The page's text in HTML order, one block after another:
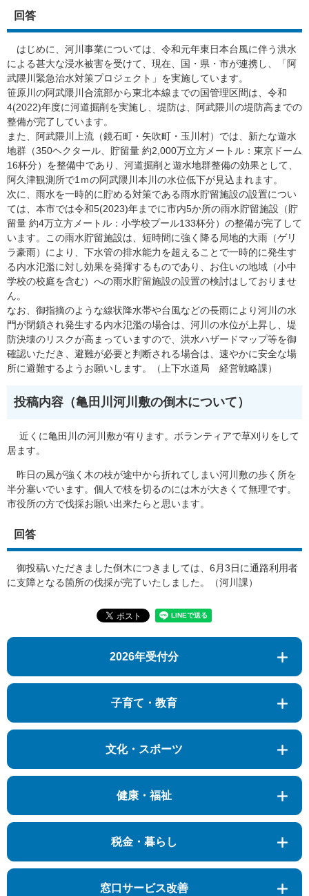
回答
はじめに、河川事業については、令和元年東日本台風に伴う洪水
による甚大な浸水被害を受けて、現在、国・県・市が連携し、「阿
武隈川緊急治水対策プロジェクト」を実施しています。
笹原川の阿武隈川合流部から東北本線までの国管理区間は、令和
4(2022)年度に河道掘削を実施し、堤防は、阿武隈川の堤防高までの
整備が完了しています。
また、阿武隈川上流（鏡石町・矢吹町・玉川村）では、新たな遊水
地群（350ヘクタール、貯留量 約2,000万立方メートル：東京ドーム
16杯分）を整備中であり、河道掘削と遊水地群整備の効果として、
阿久津観測所で1ｍの阿武隈川本川の水位低下が見込まれます。
次に、雨水を一時的に貯める対策である雨水貯留施設の設置につい
ては、本市では令和5(2023)年までに市内5か所の雨水貯留施設（貯
留量 約4万立方メートル：小学校プール133杯分）の整備が完了して
います。この雨水貯留施設は、短時間に強く降る局地的大雨（ゲリ
ラ豪雨）により、下水管の排水能力を超えることで一時的に発生す
る内水氾濫に対し効果を発揮するものであり、お住いの地域（小中
学校の校庭を含む）への雨水貯留施設の設置の検討はしておりませ
ん。
なお、御指摘のような線状降水帯や台風などの長雨により河川の水
門が閉鎖され発生する内水氾濫の場合は、河川の水位が上昇し、堤
防決壊のリスクが高まっていますので、洪水ハザードマップ等を御
確認いただき、避難が必要と判断される場合は、速やかに安全な場
所に避難するようお願いします。（上下水道局 経営戦略課）
投稿内容（亀田川河川敷の倒木について）
近くに亀田川の河川敷が有ります。ボランティアで草刈りをして
居ます。
昨日の風が強く木の枝が途中から折れてしまい河川敷の歩く所を
半分塞いでいます。個人で枝を切るのには木が大きくて無理です。
市役所の方で伐採お願い出来たらと思います。
回答
御投稿いただきました倒木につきましては、6月3日に通路利用者
に支障となる箇所の伐採が完了いたしました。（河川課）
2026年受付分
子育て・教育
文化・スポーツ
健康・福祉
税金・暮らし
窓口サービス改善